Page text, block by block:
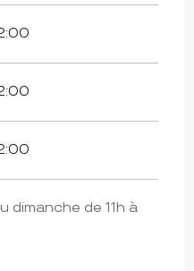
dimanche de 11h à